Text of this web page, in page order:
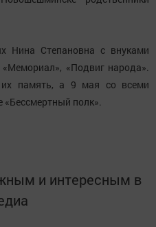
Нина Степановна с внуками
«Подвиг народа».
память, а 9 мая со всеми
«Бессмертный полк».
и интересным в